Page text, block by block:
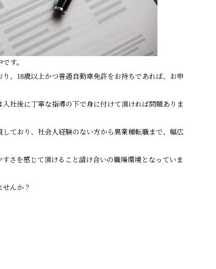
す。
、18歳以上かつ普通自動車免許をお持ちであれば、お申
社後に丁寧な指導の下で身に付けて頂ければ問題ありま
ており、社会人経験のない方から異業種転職まで、幅広
さを感じて頂けること請け合いの職場環境となっていま
んか？